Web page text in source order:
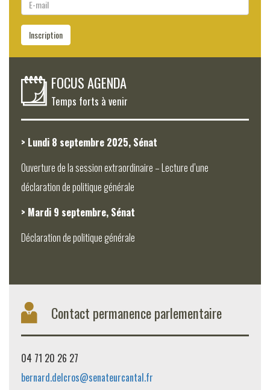
mail
Inscription
FOCUS AGENDA
Temps forts à venir
> Lundi 8 septembre 2025, Sénat
Ouverture de la session extraordinaire – Lecture d’une
déclaration de politique générale
> Mardi 9 septembre, Sénat
Déclaration de politique générale
Contact permanence parlementaire
04 71 20 26 27
bernard.delcros@senateurcantal.fr